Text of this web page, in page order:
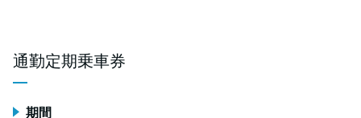
通勤定期乗車券
期間